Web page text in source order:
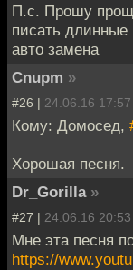
П.с. Прошу
писать длинные
авто замена
Cnupm »
#26 | 24.06.16 17:57
Кому: Домосед,
Хорошая песня.
Dr_Gorilla »
#27 | 24.06.16 20:53
Мне эта песня
https://